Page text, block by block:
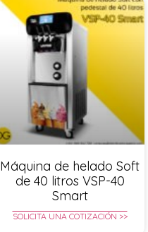
Máquina de helado Soft
de 40 litros VSP-40
Smart
SOLICITA UNA COTIZACIÓN >>